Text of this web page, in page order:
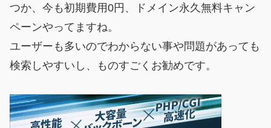
つか、今も初期費用0円、ドメイン永久無料キャン
ペーンやってますね。
ユーザーも多いのでわからない事や問題があっても
検索しやすいし、ものすごくお勧めです。